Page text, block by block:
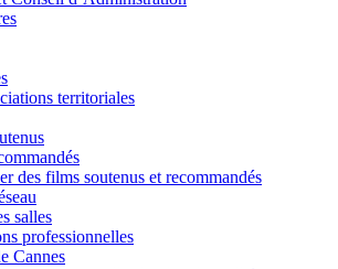
territoriales
des films soutenus et recommandés
salles
professionnelles
Cannes